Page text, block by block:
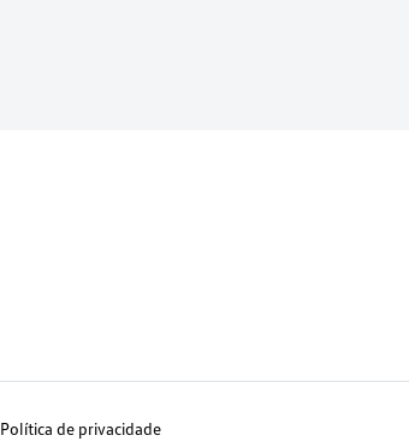
Política de privacidade